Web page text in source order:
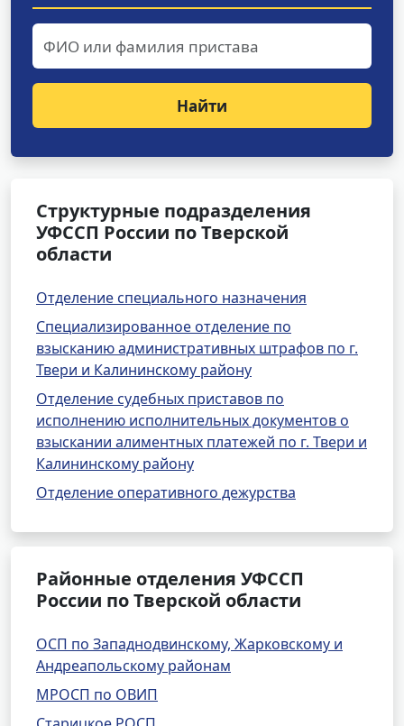
Найти
Структурные подразделения
УФССП России по Тверской
области
Отделение специального назначения
Специализированное отделение по
взысканию административных штрафов по г.
Твери и Калининскому району
Отделение судебных приставов по
исполнению исполнительных документов о
взыскании алиментных платежей по г. Твери и
Калининскому району
Отделение оперативного дежурства
Районные отделения УФССП
России по Тверской области
ОСП по Западнодвинскому, Жарковскому и
Андреапольскому районам
МРОСП по ОВИП